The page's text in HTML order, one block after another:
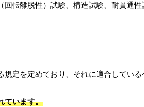
転離脱性）試験、構造試験、耐貫通性
定を定めており、それに適合している
ています。